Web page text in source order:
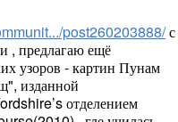
post260203888/с
, предлагаю ещё
узоров - картин Пунам
изданной
отделением